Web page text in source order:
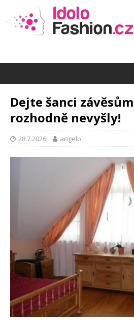
Dejte šanci
rozhodně nevyšly!
28.7.2026 angelo